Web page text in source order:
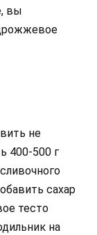
вы
не
400-500 г
сахар
тесто
на